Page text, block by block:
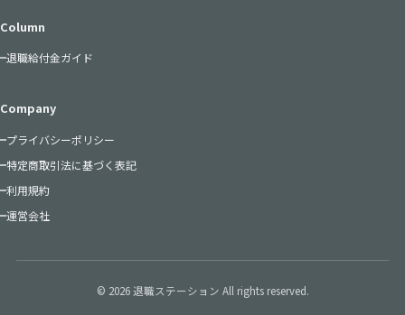
Column
退職給付金ガイド
Company
プライバシーポリシー
特定商取引法に基づく表記
利用規約
運営会社
© 2026 退職ステーション All rights reserved.